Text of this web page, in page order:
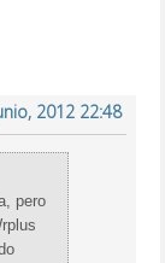
2012 22:48
pero